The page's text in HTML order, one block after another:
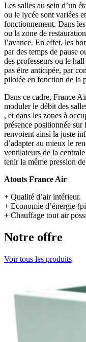
Les salles au sein d’un
ou le lycée sont variées
fonctionnement. Dans
ou la zone de
l’avance. En effet, les
par des temps de pause
des professeurs ou le
pas être anticipée, par
pilotée en fonction de la
Dans ce cadre, France
moduler le débit des
, et dans les zones à
présence positionnée sur
renvoient ainsi la juste
d’adapter au mieux le
ventilateurs de la
tenir la même pression
Atouts France Air
+ Qualité d’air intérieur.
+ Economie d’énergie
+ Chauffage tout air
Notre offre
Voir tous les produits